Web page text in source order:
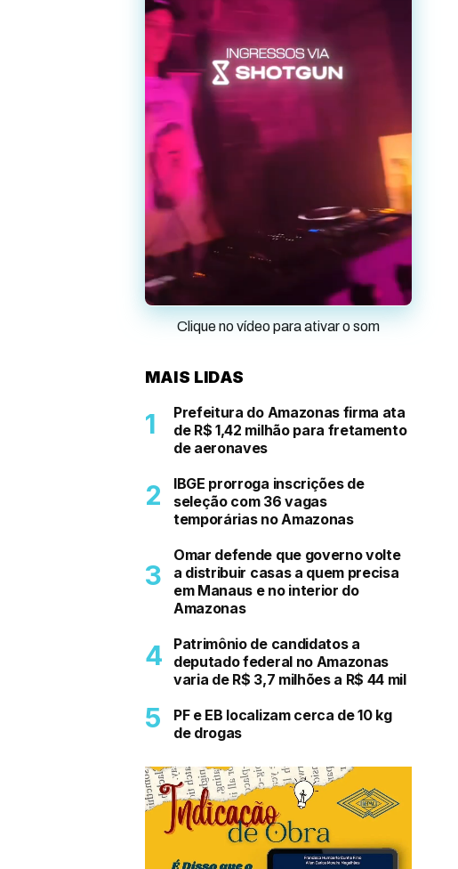
Clique no vídeo para ativar o som
MAIS LIDAS
Prefeitura do Amazonas firma ata
de R$ 1,42 milhão para fretamento
de aeronaves
IBGE prorroga inscrições de
seleção com 36 vagas
temporárias no Amazonas
Omar defende que governo volte
a distribuir casas a quem precisa
em Manaus e no interior do
Amazonas
Patrimônio de candidatos a
deputado federal no Amazonas
varia de R$ 3,7 milhões a R$ 44 mil
PF e EB localizam cerca de 10 kg
de drogas